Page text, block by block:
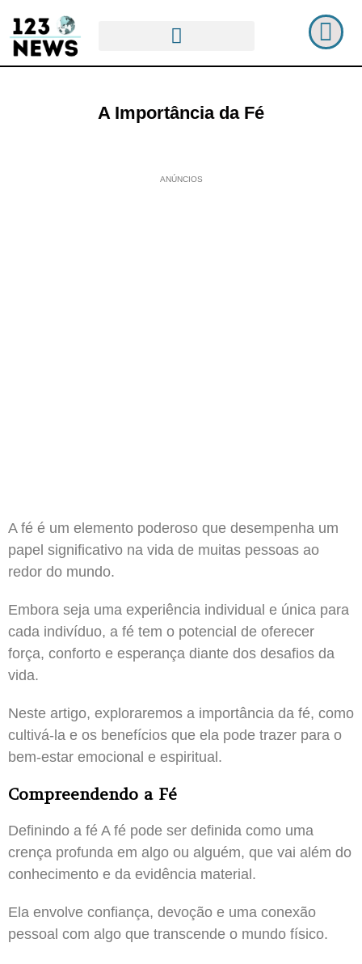
A Importância da Fé
ANÚNCIOS
A fé é um elemento poderoso que desempenha um
papel significativo na vida de muitas pessoas ao
redor do mundo.
Embora seja uma experiência individual e única para
cada indivíduo, a fé tem o potencial de oferecer
força, conforto e esperança diante dos desafios da
vida.
Neste artigo, exploraremos a importância da fé, como
cultivá-la e os benefícios que ela pode trazer para o
bem-estar emocional e espiritual.
Compreendendo a Fé
Definindo a fé A fé pode ser definida como uma
crença profunda em algo ou alguém, que vai além do
conhecimento e da evidência material.
Ela envolve confiança, devoção e uma conexão
pessoal com algo que transcende o mundo físico.